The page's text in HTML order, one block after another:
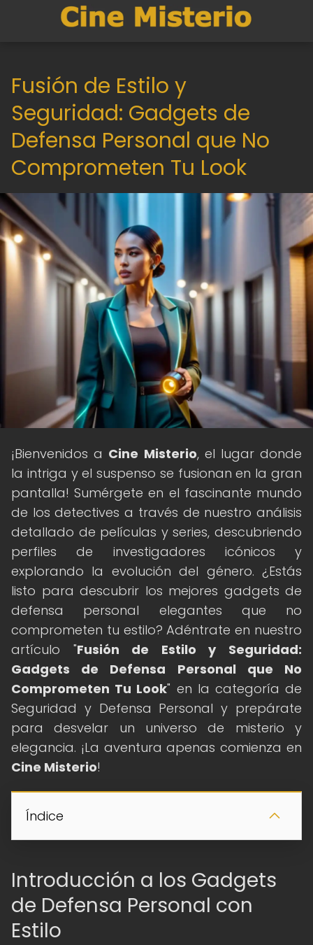
Fusión de Estilo y
Seguridad: Gadgets de
Defensa Personal que No
Comprometen Tu Look
¡Bienvenidos a Cine Misterio, el lugar donde
la intriga y el suspenso se fusionan en la gran
pantalla! Sumérgete en el fascinante mundo
de los detectives a través de nuestro análisis
detallado de películas y series, descubriendo
perfiles de investigadores icónicos y
explorando la evolución del género. ¿Estás
listo para descubrir los mejores gadgets de
defensa personal elegantes que no
comprometen tu estilo? Adéntrate en nuestro
artículo "Fusión de Estilo y Seguridad:
Gadgets de Defensa Personal que No
Comprometen Tu Look" en la categoría de
Seguridad y Defensa Personal y prepárate
para desvelar un universo de misterio y
elegancia. ¡La aventura apenas comienza en
Cine Misterio!
Índice
Introducción a los Gadgets
de Defensa Personal con
Estilo